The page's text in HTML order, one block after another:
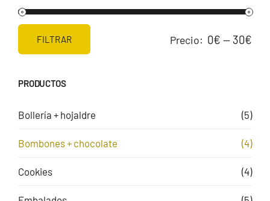
Precio
Precio
FILTRAR Precio: 0€ — 30€
PRODUCTOS
Bollería + hojaldre (5)
Bombones + chocolate (4)
Cookies (4)